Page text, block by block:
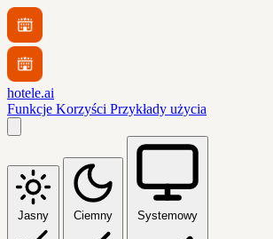
hotele.ai
Funkcje Korzyści Przykłady użycia
Jasny Ciemny Systemowy